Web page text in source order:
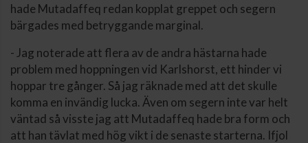
hade Mutadaffeq redan kopplat greppet och segern
bärgades med betryggande marginal.
- Jag noterade att flera av de andra hästarna hade
problem med hoppningen vid Karlshorst, ett hinder vi
hoppar tre gånger. Så jag räknade med att det skulle
komma en invändig lucka. Även om segern inte var helt
väntad så visste jag att Mutadaffeq hade bra form och
att han tävlat med hög vikt i de senaste starterna. Ifjol